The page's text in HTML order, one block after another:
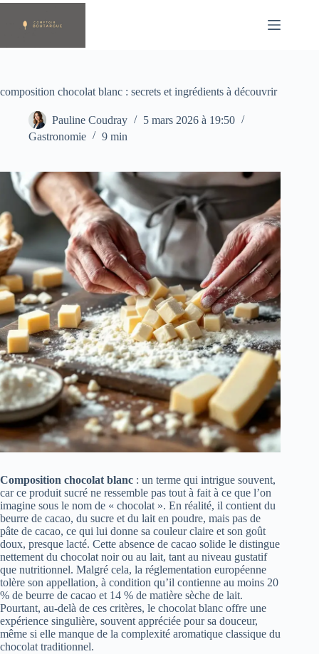
Passer
contenu
composition chocolat blanc : secrets et ingrédients à découvrir
Pauline Coudray
5 mars 2026 à 19:50
Gastronomie
9 min
Composition chocolat blanc : un terme qui intrigue souvent,
car ce produit sucré ne ressemble pas tout à fait à ce que l’on
imagine sous le nom de « chocolat ». En réalité, il contient du
beurre de cacao, du sucre et du lait en poudre, mais pas de
pâte de cacao, ce qui lui donne sa couleur claire et son goût
doux, presque lacté. Cette absence de cacao solide le distingue
nettement du chocolat noir ou au lait, tant au niveau gustatif
que nutritionnel. Malgré cela, la réglementation européenne
tolère son appellation, à condition qu’il contienne au moins 20
% de beurre de cacao et 14 % de matière sèche de lait.
Pourtant, au-delà de ces critères, le chocolat blanc offre une
expérience singulière, souvent appréciée pour sa douceur,
même si elle manque de la complexité aromatique classique du
chocolat traditionnel.